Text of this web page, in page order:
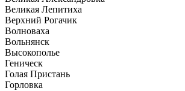
Великая Лепитиха
Верхний Рогачик
Волноваха
Вольнянск
Высокополье
Геническ
Голая Пристань
Горловка